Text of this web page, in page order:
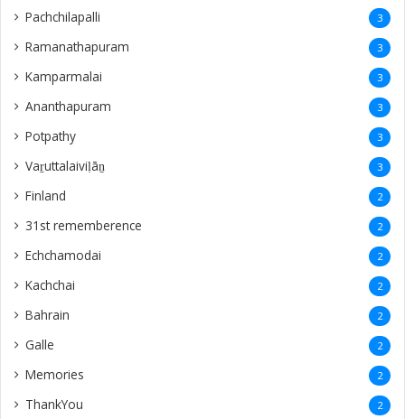
Pachchilapalli 3
Ramanathapuram 3
Kamparmalai 3
Ananthapuram 3
‎Potpathy 3
Vaṟuttalaiviḷāṉ 3
Finland 2
31st rememberence 2
Echchamodai 2
Kachchai 2
Bahrain 2
Galle 2
Memories 2
ThankYou 2